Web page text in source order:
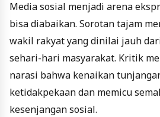
Media sosial menjadi arena
bisa diabaikan. Sorotan tajam
wakil rakyat yang dinilai jauh
sehari-hari masyarakat. Kritik
narasi bahwa kenaikan
ketidakpekaan dan memicu
kesenjangan sosial.